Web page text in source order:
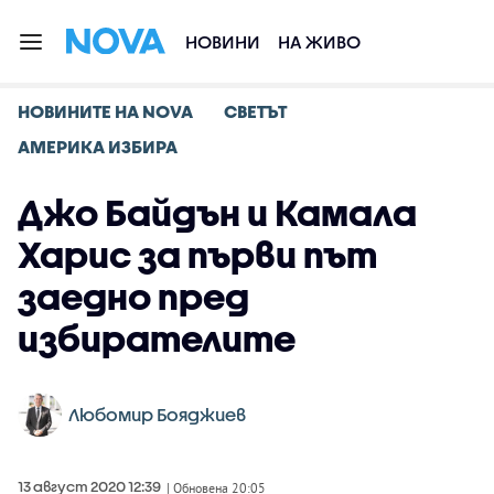
НОВИНИ НА ЖИВО
НОВИНИТЕ НА NOVA
СВЕТЪТ
АМЕРИКА ИЗБИРА
Джо Байдън и Камала
Харис за първи път
заедно пред
избирателите
Любомир Бояджиев
13 август 2020 12:39 | Обновена 20:05